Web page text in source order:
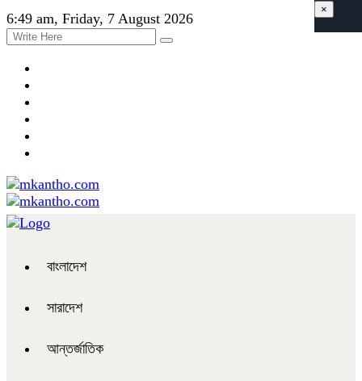
6:49 am, Friday, 7 August 2026
বাংলাদেশ
সারাদেশ
আন্তর্জাতিক
×